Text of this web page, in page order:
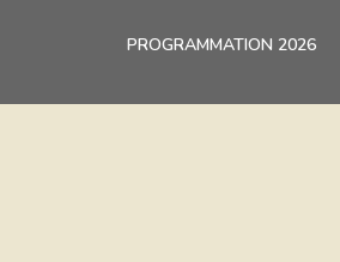
PROGRAMMATION 2026